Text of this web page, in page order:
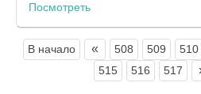
Посмотреть
В начало « 508 509 510
515
516 517